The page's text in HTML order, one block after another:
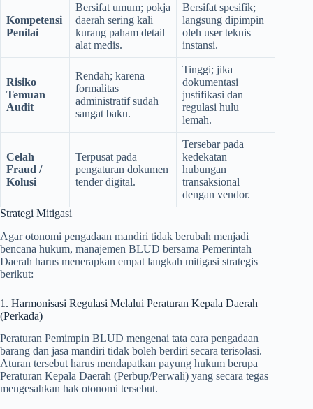
Kompetensi
Penilai
Bersifat umum; pokja
daerah sering kali
kurang paham detail
alat medis.
Bersifat spesifik;
langsung dipimpin
oleh user teknis
instansi.
Risiko
Temuan
Audit
Rendah; karena
formalitas
administratif sudah
sangat baku.
Tinggi; jika
dokumentasi
justifikasi dan
regulasi hulu
lemah.
Celah
Fraud /
Kolusi
Terpusat pada
pengaturan dokumen
tender digital.
Tersebar pada
kedekatan
hubungan
transaksional
dengan vendor.
Strategi Mitigasi
Agar otonomi pengadaan mandiri tidak berubah menjadi
bencana hukum, manajemen BLUD bersama Pemerintah
Daerah harus menerapkan empat langkah mitigasi strategis
berikut:
1. Harmonisasi Regulasi Melalui Peraturan Kepala Daerah
(Perkada)
Peraturan Pemimpin BLUD mengenai tata cara pengadaan
barang dan jasa mandiri tidak boleh berdiri secara terisolasi.
Aturan tersebut harus mendapatkan payung hukum berupa
Peraturan Kepala Daerah (Perbup/Perwali) yang secara tegas
mengesahkan hak otonomi tersebut.